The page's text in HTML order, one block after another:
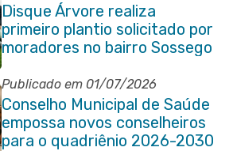
Disque Árvore realiza
primeiro plantio solicitado por
moradores no bairro Sossego
Publicado em 01/07/2026
Conselho Municipal de Saúde
empossa novos conselheiros
para o quadriênio 2026-2030